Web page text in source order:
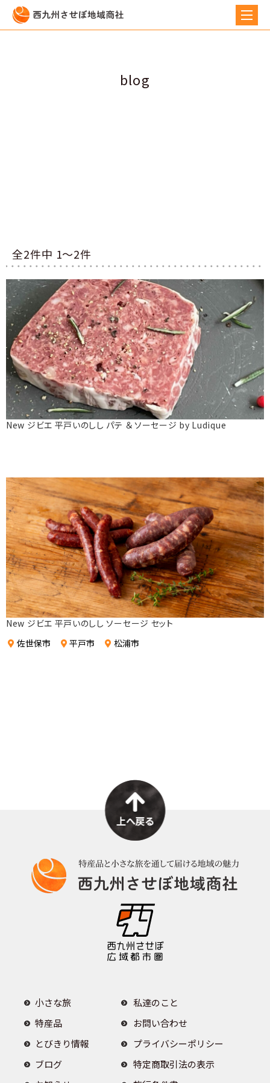
blog
全2件中 1〜2件
New ジビエ 平戸いのしし パテ ＆ ソーセージ by Ludique
New ジビエ 平戸いのしし ソーセージ セット
佐世保市
平戸市 松浦市
小さな旅
特産品
とびきり情報
ブログ
私達のこと
お問い合わせ
プライバシーポリシー
特定商取引法の表示